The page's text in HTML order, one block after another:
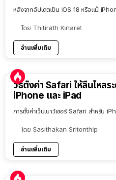
หลังจากอัปเดตเป็น iOS 18 หรือแม้
โดย Thitirath Kinaret
อ่านเพิ่มเติม
วิธีตั้งค่า Safari ให้ลื่นไหลร
iPhone และ iPad
การตั้งค่าเว็ปเบาว์เซอร์ Safari สำหรับ
โดย Sasithakan Sritonthip
อ่านเพิ่มเติม